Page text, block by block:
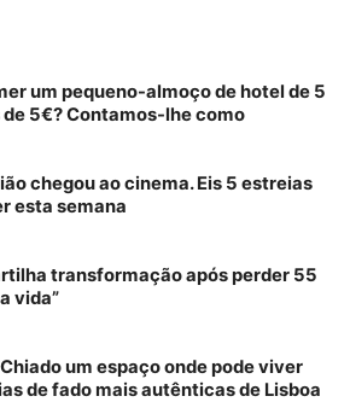
um pequeno-almoço de hotel de 5
5€? Contamos-lhe como
chegou ao cinema. Eis 5 estreias
esta semana
transformação após perder 55
vida”
um espaço onde pode viver
de fado mais autênticas de Lisboa